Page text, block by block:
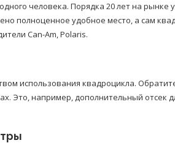
человека. Порядка 20 лет на рынке
полноценное удобное место, а сам
Can-Am, Polaris.
использования квадроцикла.
Это, например, дополнительный отсек